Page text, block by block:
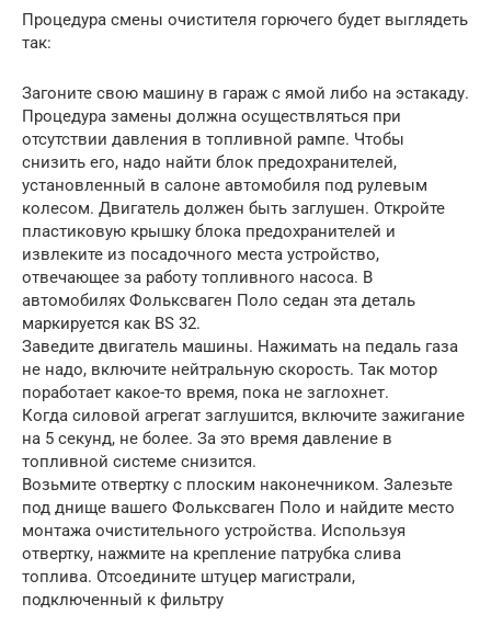
Процедура смены очистителя горючего будет выглядеть
так:
Загоните свою машину в гараж с ямой либо на эстакаду.
Процедура замены должна осуществляться при
отсутствии давления в топливной рампе. Чтобы
снизить его, надо найти блок предохранителей,
установленный в салоне автомобиля под рулевым
колесом. Двигатель должен быть заглушен. Откройте
пластиковую крышку блока предохранителей и
извлеките из посадочного места устройство,
отвечающее за работу топливного насоса. В
автомобилях Фольксваген Поло седан эта деталь
маркируется как BS 32.
Заведите двигатель машины. Нажимать на педаль газа
не надо, включите нейтральную скорость. Так мотор
поработает какое-то время, пока не заглохнет.
Когда силовой агрегат заглушится, включите зажигание
на 5 секунд, не более. За это время давление в
топливной системе снизится.
Возьмите отвертку с плоским наконечником. Залезьте
под днище вашего Фольксваген Поло и найдите место
монтажа очистительного устройства. Используя
отвертку, нажмите на крепление патрубка слива
топлива. Отсоедините штуцер магистрали,
подключенный к фильтру